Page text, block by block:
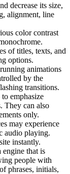
decrease its size,
alignment, line
color contrast
of titles, texts, and
options.
animations
by the
transitions.
emphasize
They can also
only.
may experience
audio playing.
instantly.
that is
people with
phrases, initials,